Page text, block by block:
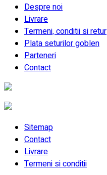
Despre noi
Livrare
Termeni, conditii si retur
Plata seturilor goblen
Parteneri
Contact
Sitemap
Contact
Livrare
Termeni si conditii